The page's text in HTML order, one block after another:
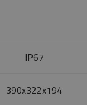
IP67
390x322x194